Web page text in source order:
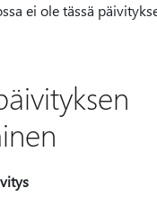
ei ole tässä